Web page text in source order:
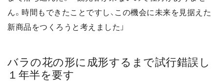
ん。時間もできたことですし、この機会に未来を見据えた
新商品をつくろうと考えました」
バラの花の形に成形するまで試行錯誤し
１年半を要す